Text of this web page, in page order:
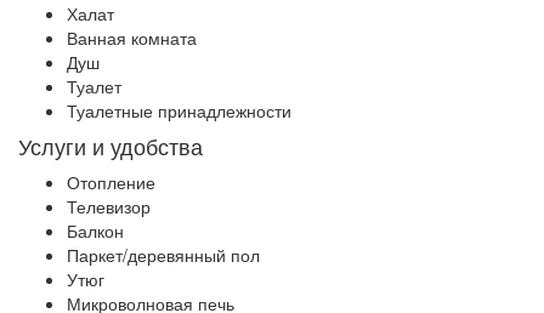
Халат
Ванная комната
Душ
Туалет
Туалетные принадлежности
Услуги и удобства
Отопление
Телевизор
Балкон
Паркет/деревянный пол
Утюг
Микроволновая печь